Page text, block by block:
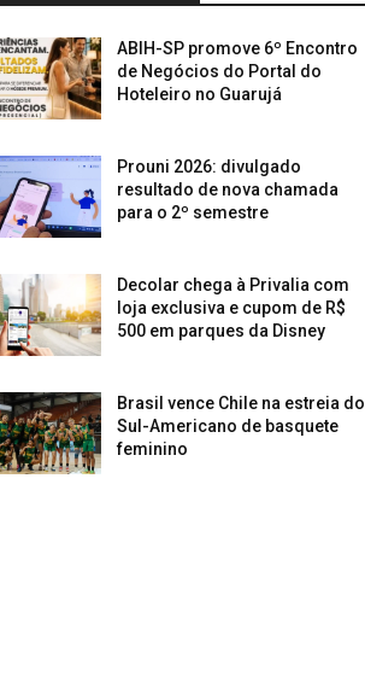
ABIH-SP promove 6º Encontro
de Negócios do Portal do
Hoteleiro no Guarujá
Prouni 2026: divulgado
resultado de nova chamada
para o 2º semestre
Decolar chega à Privalia com
loja exclusiva e cupom de R$
500 em parques da Disney
Brasil vence Chile na estreia do
Sul-Americano de basquete
feminino